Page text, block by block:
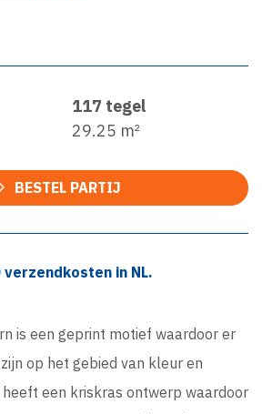
117 tegel
29.25 m²
BESTEL PARTIJ
verzendkosten in NL.
is een geprint motief waardoor er
op het gebied van kleur en
een kriskras ontwerp waardoor